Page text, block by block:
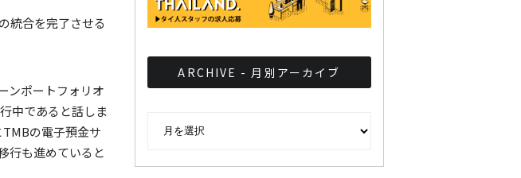
統合を完了させる
ンポートフォリオ
中であると話しま
の電子預金サ
行も進めていると
ARCHIVE - 月別アーカイブ